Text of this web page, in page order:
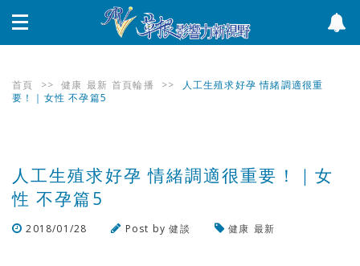
首頁 >> 健康 最新 首頁輪播 >>
人工生殖求好孕 情緒調適很重
要！｜女性 不孕篇5
人工生殖求好孕 情緒調適很重要！｜女
性 不孕篇5
2018/01/28 Post by健談 健康 最新